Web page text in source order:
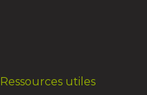
Ressources utiles